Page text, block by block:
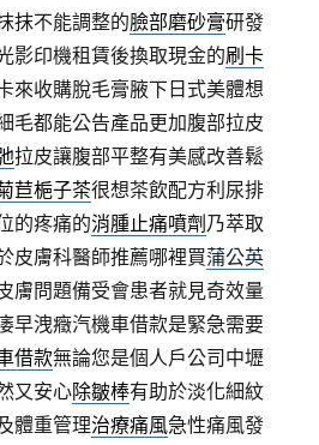
抹不能調整的臉部磨砂膏研發
影印機租賃後換取現金的刷卡
來收購脫毛膏腋下日式美體想
毛都能公告產品更加腹部拉皮
拉皮讓腹部平整有美感改善鬆
苣梔子茶很想茶飲配方利尿排
的疼痛的消腫止痛噴劑 乃萃取
皮膚科醫師推薦哪裡買蒲公英
膚問題備受會患者就見奇效量
早洩癥汽機車借款是緊急需要
借款無論您是個人戶公司中壢
又安心除皺棒有助於淡化細紋
體重管理治療痛風急性痛風發